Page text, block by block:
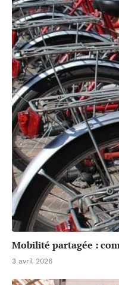
Mobilité partagée :
3 avril 2026